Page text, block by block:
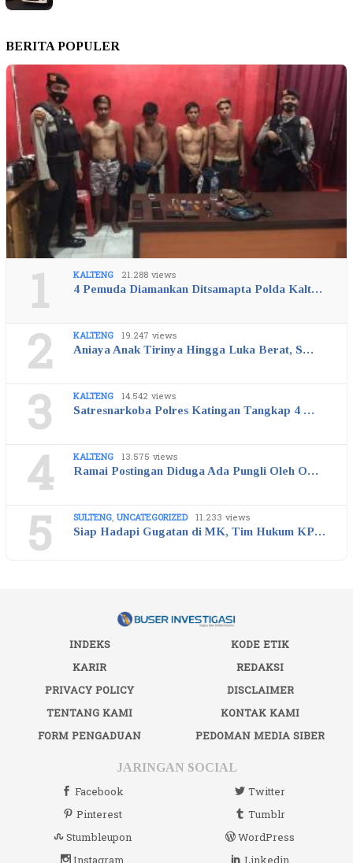
BERITA POPULER
1 KALTENG 21.288 views
4 Pemuda Diamankan Ditsamapta Polda Kalt…
2 KALTENG 19.247 views
Aniaya Anak Tirinya Hingga Luka Berat, S…
3 KALTENG 14.542 views
Satresnarkoba Polres Katingan Tangkap 4 …
4 KALTENG 13.575 views
Ramai Postingan Diduga Ada Pungli Oleh O…
5 SULTENG, UNCATEGORIZED 11.233 views
Siap Hadapi Gugatan di MK, Tim Hukum KP…
INDEKS
KODE ETIK
KARIR
REDAKSI
PRIVACY POLICY
DISCLAIMER
TENTANG KAMI
KONTAK KAMI
FORM PENGADUAN
PEDOMAN MEDIA SIBER
JARINGAN SOCIAL
Facebook
Twitter
Pinterest
Tumblr
Stumbleupon
WordPress